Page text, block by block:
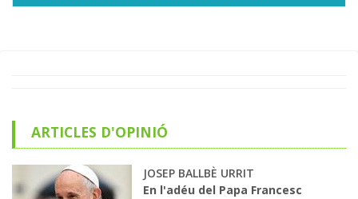
ARTICLES D'OPINIÓ
JOSEP BALLBÈ URRIT
En l'adéu del Papa Francesc